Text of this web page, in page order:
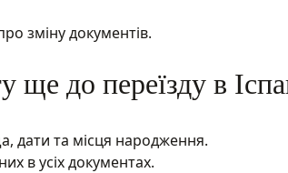
зміну документів.
ще до переїзду в
дати та місця народження.
в усіх документах.